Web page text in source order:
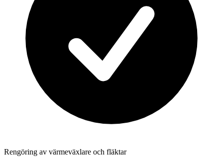
Rengöring av värmeväxlare och fläktar